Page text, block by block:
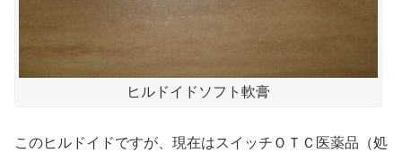
ヒルドイドソフト軟膏
このヒルドイドですが、現在はスイッチＯＴＣ医薬品（処